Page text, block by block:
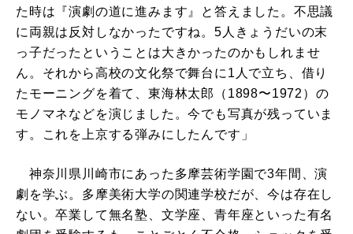
た時は『演劇の道に進みます』と答えました。不思議
に両親は反対しなかったですね。5人きょうだいの末
っ子だったということは大きかったのかもしれませ
ん。それから高校の文化祭で舞台に1人で立ち、借り
たモーニングを着て、東海林太郎（1898〜1972）の
モノマネなどを演じました。今でも写真が残っていま
す。これを上京する弾みにしたんです」
神奈川県川崎市にあった多摩芸術学園で3年間、演
劇を学ぶ。多摩美術大学の関連学校だが、今は存在し
ない。卒業して無名塾、文学座、青年座といった有名